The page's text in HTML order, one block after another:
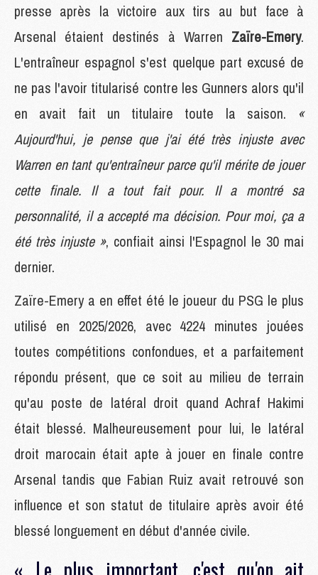
presse après la victoire aux tirs au but face à
Arsenal étaient destinés à Warren Zaïre-Emery.
L'entraîneur espagnol s'est quelque part excusé de
ne pas l'avoir titularisé contre les Gunners alors qu'il
en avait fait un titulaire toute la saison. «
Aujourd'hui, je pense que j'ai été très injuste avec
Warren en tant qu'entraîneur parce qu'il mérite de jouer
cette finale. Il a tout fait pour. Il a montré sa
personnalité, il a accepté ma décision. Pour moi, ça a
été très injuste », confiait ainsi l'Espagnol le 30 mai
dernier.
Zaïre-Emery a en effet été le joueur du PSG le plus
utilisé en 2025/2026, avec 4224 minutes jouées
toutes compétitions confondues, et a parfaitement
répondu présent, que ce soit au milieu de terrain
qu'au poste de latéral droit quand Achraf Hakimi
était blessé. Malheureusement pour lui, le latéral
droit marocain était apte à jouer en finale contre
Arsenal tandis que Fabian Ruiz avait retrouvé son
influence et son statut de titulaire après avoir été
blessé longuement en début d'année civile.